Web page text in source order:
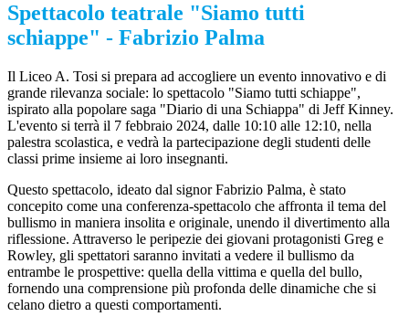
Spettacolo teatrale "Siamo tutti
schiappe" - Fabrizio Palma
Il Liceo A. Tosi si prepara ad accogliere un evento innovativo e di
grande rilevanza sociale: lo spettacolo "Siamo tutti schiappe",
ispirato alla popolare saga "Diario di una Schiappa" di Jeff Kinney.
L'evento si terrà il 7 febbraio 2024, dalle 10:10 alle 12:10, nella
palestra scolastica, e vedrà la partecipazione degli studenti delle
classi prime insieme ai loro insegnanti.
Questo spettacolo, ideato dal signor Fabrizio Palma, è stato
concepito come una conferenza-spettacolo che affronta il tema del
bullismo in maniera insolita e originale, unendo il divertimento alla
riflessione. Attraverso le peripezie dei giovani protagonisti Greg e
Rowley, gli spettatori saranno invitati a vedere il bullismo da
entrambe le prospettive: quella della vittima e quella del bullo,
fornendo una comprensione più profonda delle dinamiche che si
celano dietro a questi comportamenti.